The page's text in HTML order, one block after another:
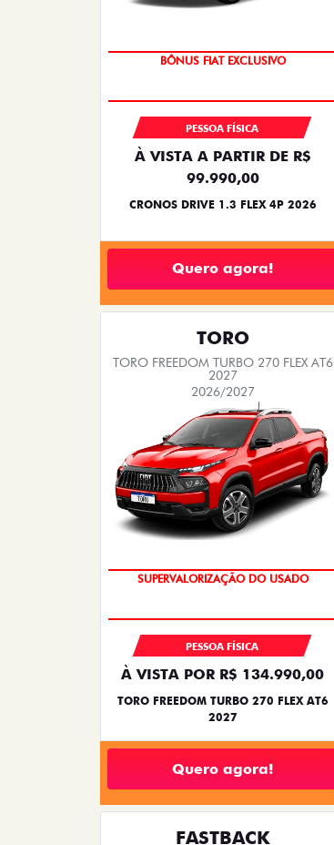
BÔNUS FIAT EXCLUSIVO
PESSOA FÍSICA
À VISTA A PARTIR DE R$
99.990,00
CRONOS DRIVE 1.3 FLEX 4P 2026
Quero agora!
TORO
TORO FREEDOM TURBO 270 FLEX AT6
2027
2026/2027
SUPERVALORIZAÇÃO DO USADO
PESSOA FÍSICA
À VISTA POR R$ 134.990,00
TORO FREEDOM TURBO 270 FLEX AT6
2027
Quero agora!
FASTBACK